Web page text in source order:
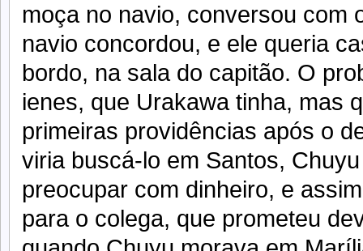
moça no navio, conversou com
navio concordou, e ele queria
bordo, na sala do capitão. O
ienes, que Urakawa tinha, mas
primeiras providências após o
viria buscá-lo em Santos,
preocupar com dinheiro, e
para o colega, que prometeu